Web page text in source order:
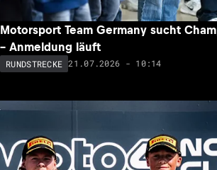
Motorsport Team Germany sucht
– Anmeldung läuft
RUNDSTRECKE 21.07.2026 - 10:14